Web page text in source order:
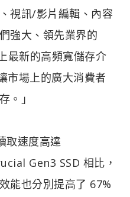
視訊/影片編輯、內容
強大、領先業界的
最新的高頻寬儲存介
市場上的廣大消費者
。」
取速度高達
Gen3 SSD 相比，
能也分別提高了 67%